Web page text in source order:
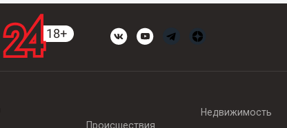
Происшествия
Недвижимость